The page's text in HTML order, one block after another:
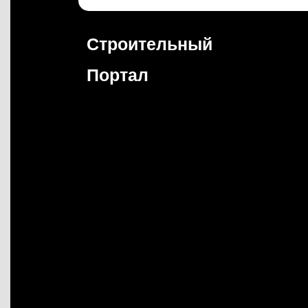
Строительный
Портал